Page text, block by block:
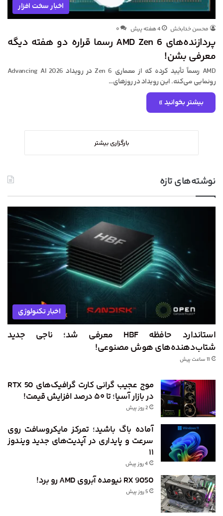
اخبار سخت افزار
محسن خدابخش 4 هفته پیش ۰
پردازنده‌های AMD Zen 6 رسما قراره دو هفته دیگه
معرفی بشن!
AMD رسماً تأیید کرده که از معماری Zen 6 در رویداد Advancing AI 2026
رونمایی می‌کنه. این رویداد در روزهای…
بیشتر بخوانید »
بارگزاری بیشتر
نوشته‌های تازه
اخبار تکنولوژی
استاندارد حافظه HBF معرفی شد؛ ناجی جدید
شتاب‌دهنده‌های هوش مصنوعی!
11 ساعت پیش
موج عجیب گرانی کارت گرافیک‌های RTX 50
در بازار آسیا؛ تا ۵۰ درصد افزایش قیمت!
2 روز پیش
آماده باگ باشید؛ تمرکز مایکروسافت روی
سرعت و پایداری در آپدیت‌های جدید ویندوز
۱۱
4 روز پیش
RX 9050 نیومده آبروی AMD رو برد!
5 روز پیش